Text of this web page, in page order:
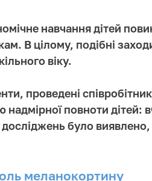
навчання дітей
В цілому, подібні
віку.
проведені
надмірної повноти
було
меланокортину